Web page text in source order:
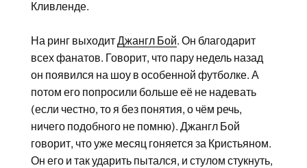
Кливленде.
На ринг выходитДжангл Бой. Он благодарит
всех фанатов. Говорит, что пару недель назад
он появился на шоу в особенной футболке. А
потом его попросили больше её не надевать
(если честно, то я без понятия, о чём речь,
ничего подобного не помню). Джангл Бой
говорит, что уже месяц гоняется за Кристьяном.
Он его и так ударить пытался, и стулом стукнуть,